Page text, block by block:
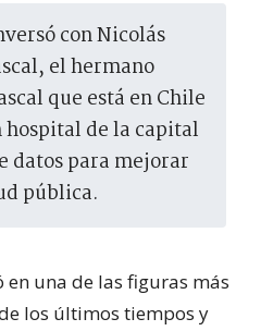
el hermano
que está en Chile
de la capital
datos para mejorar
pública.
en una de las figuras más
los últimos tiempos y